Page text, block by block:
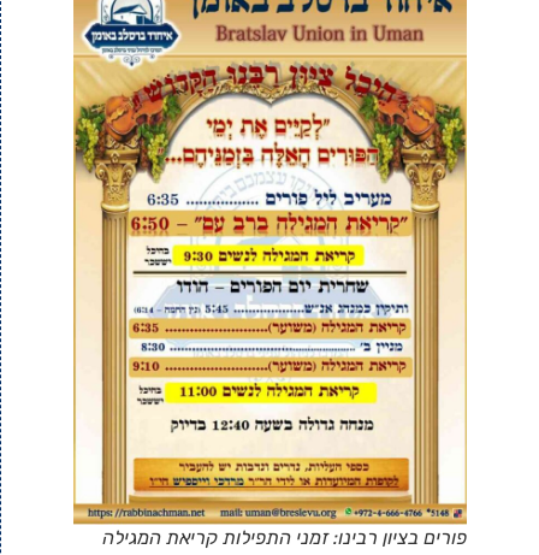
פורים בציון רבינו: זמני התפילות קריאת המגילה